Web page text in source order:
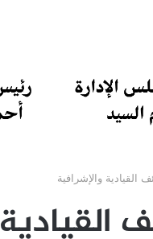
القيادية والإشرافية
القيادية